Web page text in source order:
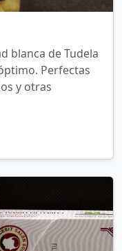
blanca de Tudela
Perfectas
y otras